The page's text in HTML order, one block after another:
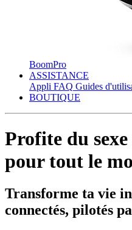
BoomPro
ASSISTANCE
Appli FAQ Guides
BOUTIQUE
Profite du
pour tout le
Transforme ta vie
connectés, pilotés